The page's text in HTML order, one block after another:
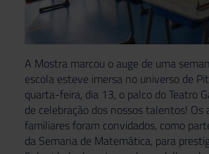
A Mostra marcou o auge de uma
escola esteve imersa no universo de
quarta-feira, dia 13, o palco do Teatro
de celebração dos nossos talentos! Os
familiares foram convidados, como
da Semana de Matemática, para